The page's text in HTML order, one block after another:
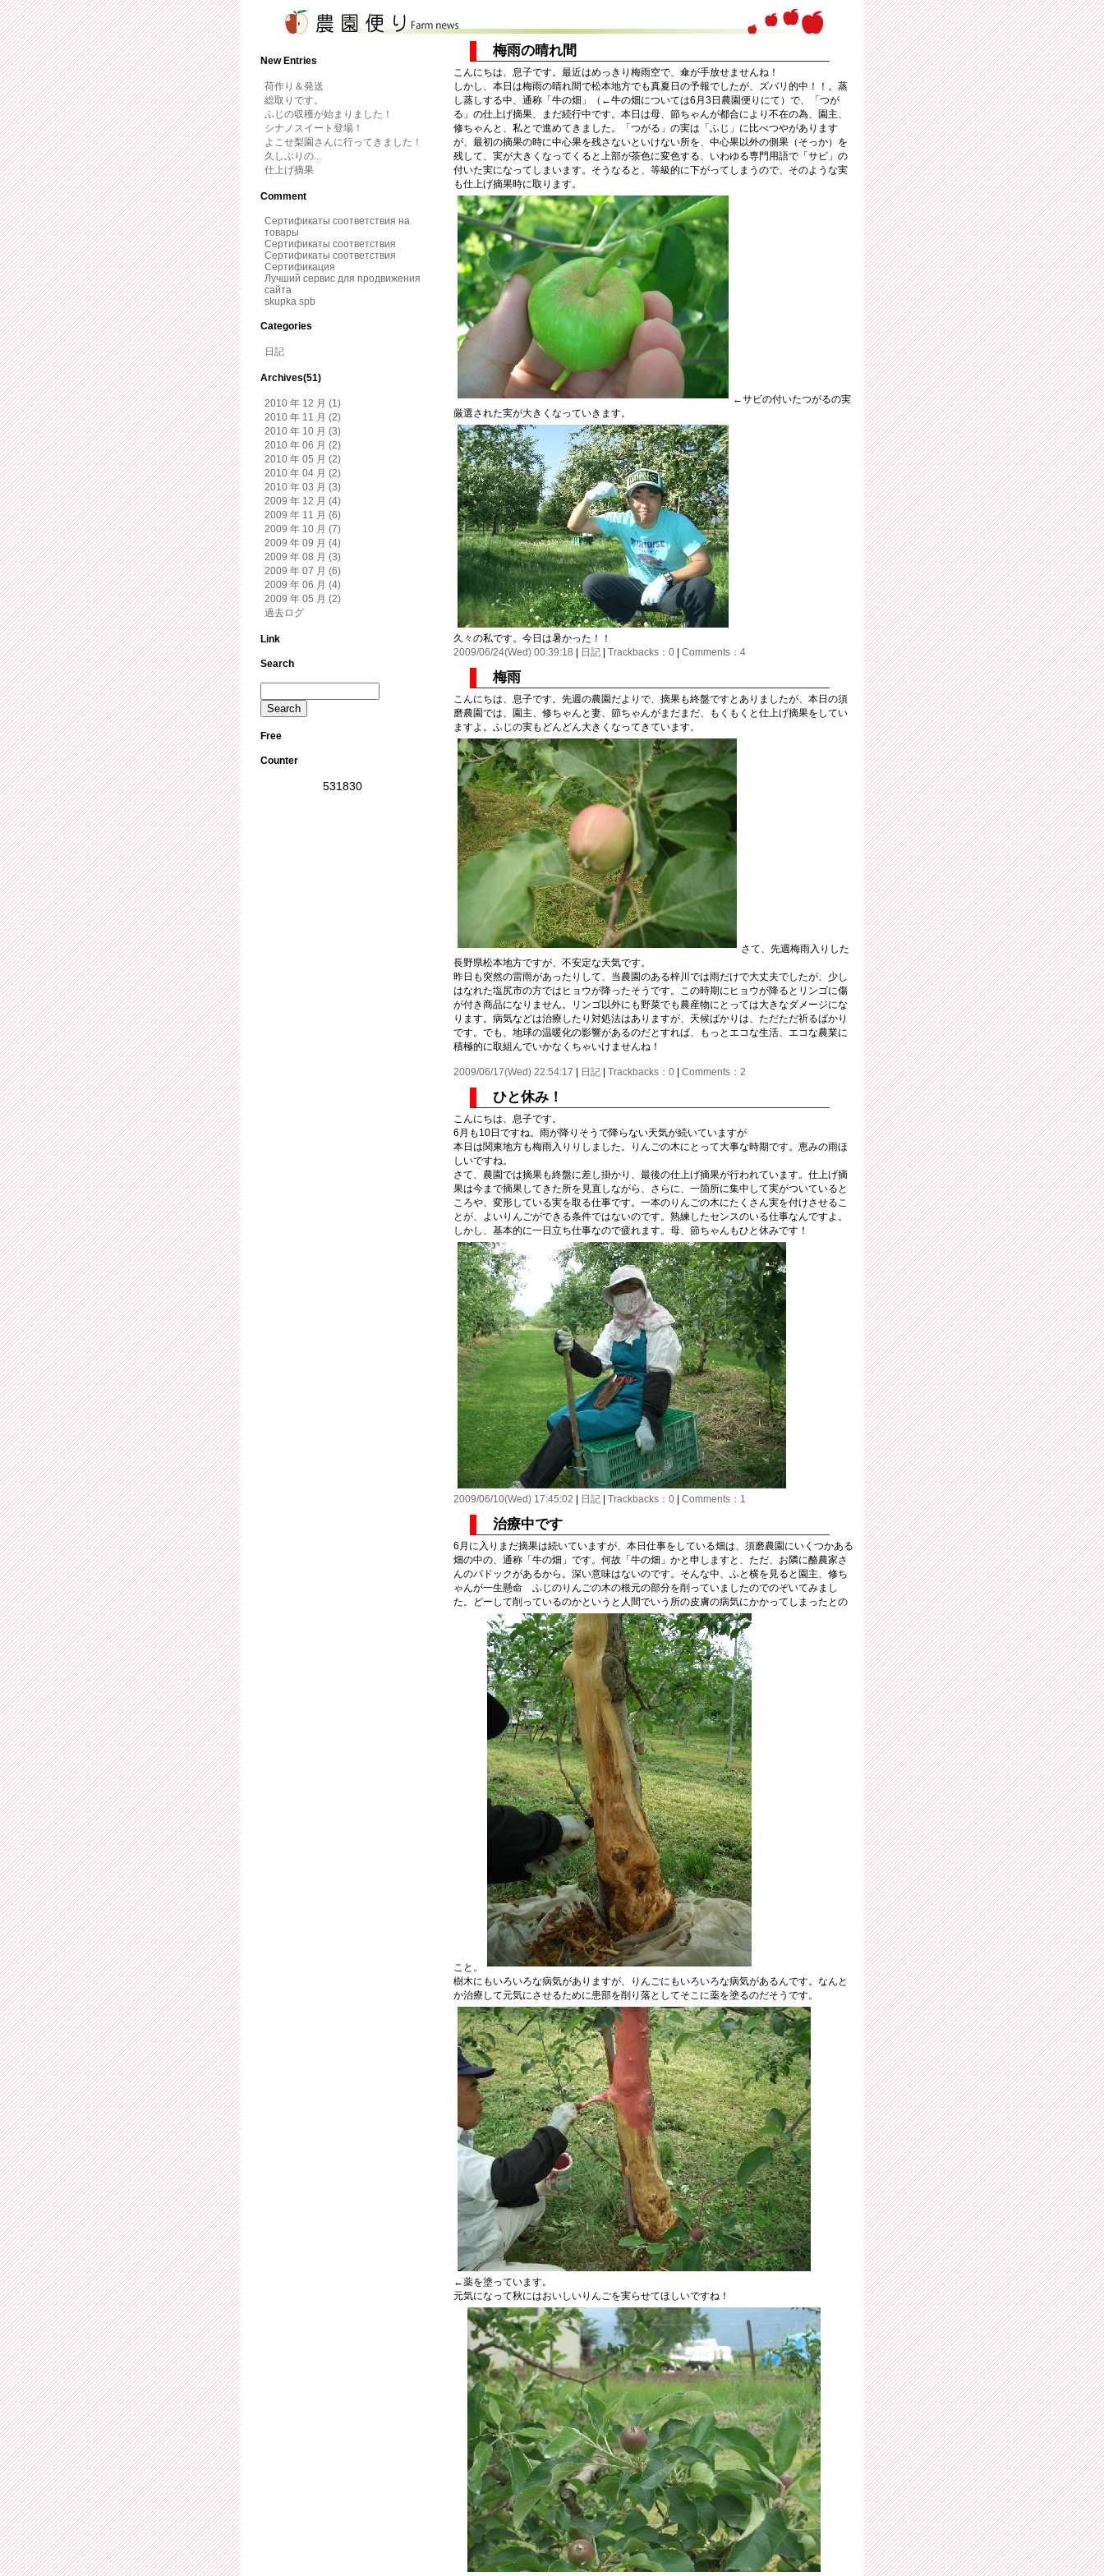
梅雨の晴れ間
こんにちは、息子です。最近はめっきり梅雨空で、傘が手放せませんね！
しかし、本日は梅雨の晴れ間で松本地方でも真夏日の予報でしたが、ズバリ的中！！。蒸
し蒸しする中、通称「牛の畑」（←牛の畑については6月3日農園便りにて）で、「つが
る」の仕上げ摘果、まだ続行中です。本日は母、節ちゃんが都合により不在の為、園主、
修ちゃんと、私とで進めてきました。「つがる」の実は「ふじ」に比べつやがあります
が、最初の摘果の時に中心果を残さないといけない所を、中心果以外の側果（そっか）を
残して、実が大きくなってくると上部が茶色に変色する、いわゆる専門用語で「サビ」の
付いた実になってしまいます。そうなると、等級的に下がってしまうので、そのような実
も仕上げ摘果時に取ります。
←サビの付いたつがるの実
厳選された実が大きくなっていきます。
久々の私です。今日は暑かった！！
2009/06/24(Wed) 00:39:18 | 日記 | Trackbacks：0 | Comments：4
梅雨
こんにちは、息子です。先週の農園だよりで、摘果も終盤ですとありましたが、本日の須
磨農園では、園主、修ちゃんと妻、節ちゃんがまだまだ、もくもくと仕上げ摘果をしてい
ますよ。ふじの実もどんどん大きくなってきています。
さて、先週梅雨入りした
長野県松本地方ですが、不安定な天気です。
昨日も突然の雷雨があったりして、当農園のある梓川では雨だけで大丈夫でしたが、少し
はなれた塩尻市の方ではヒョウが降ったそうです。この時期にヒョウが降るとリンゴに傷
が付き商品になりません。リンゴ以外にも野菜でも農産物にとっては大きなダメージにな
ります。病気などは治療したり対処法はありますが、天候ばかりは、ただただ祈るばかり
です。でも、地球の温暖化の影響があるのだとすれば、もっとエコな生活、エコな農業に
積極的に取組んでいかなくちゃいけませんね！
2009/06/17(Wed) 22:54:17 | 日記 | Trackbacks：0 | Comments：2
ひと休み！
こんにちは、息子です。
6月も10日ですね。雨が降りそうで降らない天気が続いていますが
本日は関東地方も梅雨入りりしました。りんごの木にとって大事な時期です。恵みの雨ほ
しいですね。
さて、農園では摘果も終盤に差し掛かり、最後の仕上げ摘果が行われています。仕上げ摘
果は今まで摘果してきた所を見直しながら、さらに、一箇所に集中して実がついていると
ころや、変形している実を取る仕事です。一本のりんごの木にたくさん実を付けさせるこ
とが、よいりんごができる条件ではないのです。熟練したセンスのいる仕事なんですよ。
しかし、基本的に一日立ち仕事なので疲れます。母、節ちゃんもひと休みです！
2009/06/10(Wed) 17:45:02 | 日記 | Trackbacks：0 | Comments：1
治療中です
6月に入りまだ摘果は続いていますが、本日仕事をしている畑は、須磨農園にいくつかある
畑の中の、通称「牛の畑」です。何故「牛の畑」かと申しますと、ただ、お隣に酪農家さ
んのパドックがあるから。深い意味はないのです。そんな中、ふと横を見ると園主、修ち
ゃんが一生懸命 ふじのりんごの木の根元の部分を削っていましたのでのぞいてみまし
た。どーして削っているのかというと人間でいう所の皮膚の病気にかかってしまったとの
こと。
樹木にもいろいろな病気がありますが、りんごにもいろいろな病気があるんです。なんと
か治療して元気にさせるために患部を削り落としてそこに薬を塗るのだそうです。
←薬を塗っています。
元気になって秋にはおいしいりんごを実らせてほしいですね！
New Entries
荷作り＆発送
総取りです。
ふじの収穫が始まりました！
シナノスイート登場！
よこせ梨園さんに行ってきました！
久しぶりの...
仕上げ摘果
Comment
Сертификаты соответствия на
товары
Сертификаты соответствия
Сертификаты соответствия
Сертификация
Лучший сервис для продвижения
сайта
skupka spb
Categories
日記
Archives(51)
2010 年 12 月 (1)
2010 年 11 月 (2)
2010 年 10 月 (3)
2010 年 06 月 (2)
2010 年 05 月 (2)
2010 年 04 月 (2)
2010 年 03 月 (3)
2009 年 12 月 (4)
2009 年 11 月 (6)
2009 年 10 月 (7)
2009 年 09 月 (4)
2009 年 08 月 (3)
2009 年 07 月 (6)
2009 年 06 月 (4)
2009 年 05 月 (2)
過去ログ
Link
Search
Free
Counter
531830